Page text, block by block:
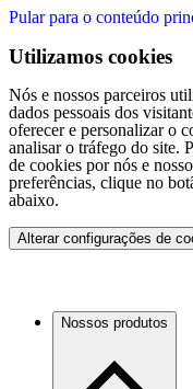
Pular para o conteúdo
Utilizamos cookies
Nós e nossos parceiros
dados pessoais dos
oferecer e personalizar o
analisar o tráfego do site.
de cookies por nós e
preferências, clique no
abaixo.
Alterar configurações de
Nossos produtos